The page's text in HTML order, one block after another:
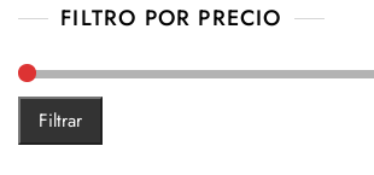
d
FILTRO POR PRECIO
Filtrar